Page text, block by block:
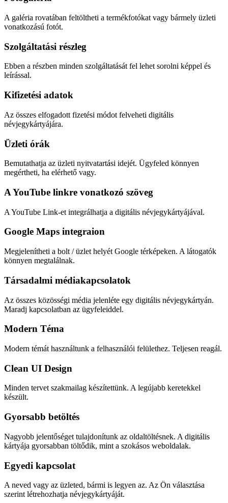
A galéria rovatában feltöltheti a termékfotókat vagy bármely üzleti
vonatkozású fotót.
Szolgáltatási részleg
Ebben a részben minden szolgáltatását fel lehet sorolni képpel és
leírással.
Kifizetési adatok
Az összes elfogadott fizetési módot felveheti digitális
névjegykártyájára.
Üzleti órák
Bemutathatja az üzleti nyitvatartási idejét. Ügyfeled könnyen
megértheti, ha elérhető vagy.
A YouTube linkre vonatkozó szöveg
A YouTube Link-et integrálhatja a digitális névjegykártyájával.
Google Maps integraion
Megjelenítheti a bolt / üzlet helyét Google térképeken. A látogatók
könnyen megtalálnak.
Társadalmi médiakapcsolatok
Az összes közösségi média jelenléte egy digitális névjegykártyán.
Maradj kapcsolatban az ügyfeleiddel.
Modern Téma
Modern témát használtunk a felhasználói felülethez. Teljesen reagál.
Clean UI Design
Minden tervet szakmailag készítettünk. A legújabb keretekkel
készült.
Gyorsabb betöltés
Nagyobb jelentőséget tulajdonítunk az oldaltöltésnek. A digitális
kártyája gyorsabban töltődik, mint a szokásos weboldalak.
Egyedi kapcsolat
A neved vagy az üzleted, bármi is legyen az. Az Ön választása
szerint létrehozhatja névjegykártyáját.